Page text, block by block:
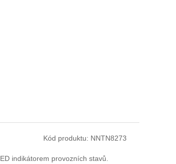
Kód produktu: NNTN8273
indikátorem provozních stavů.